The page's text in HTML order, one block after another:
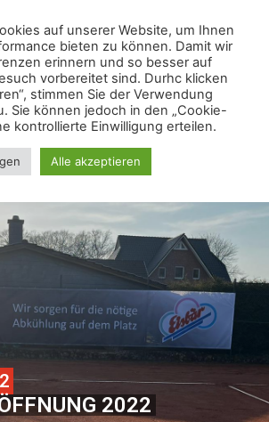
2022
auf unserer Website, um Ihnen
bieten zu können. Damit wir
erinnern und so besser auf
vorbereitet sind. Durhc klicken
stimmen Sie der Verwendung
Sie können jedoch in den „Cookie-
kontrollierte Einwilligung erteilen.
Alle akzeptieren